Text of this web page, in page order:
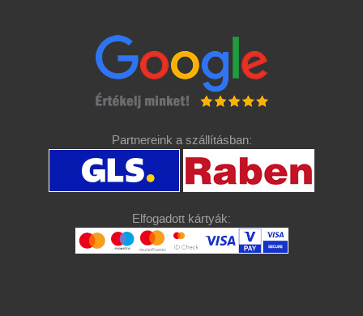
Partnereink a szállításban:
Elfogadott kártyák: